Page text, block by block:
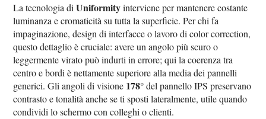
La tecnologia diUniformityinterviene per mantenere costante
luminanza e cromaticità su tutta la superficie. Per chi fa
impaginazione, design di interfacce o lavoro di color correction,
questo dettaglio è cruciale: avere un angolo più scuro o
leggermente virato può indurti in errore; qui la coerenza tra
centro e bordi è nettamente superiore alla media dei pannelli
generici. Gli angoli di visione 178°del pannello IPS preservano
contrasto e tonalità anche se ti sposti lateralmente, utile quando
condividi lo schermo con colleghi o clienti.